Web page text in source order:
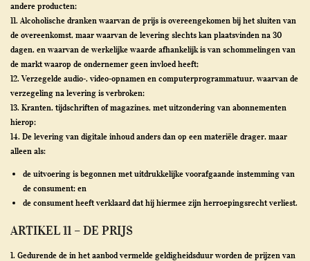
andere producten;
11. Alcoholische dranken waarvan de prijs is overeengekomen bij het sluiten van
de overeenkomst, maar waarvan de levering slechts kan plaatsvinden na 30
dagen, en waarvan de werkelijke waarde afhankelijk is van schommelingen van
de markt waarop de ondernemer geen invloed heeft;
12. Verzegelde audio-, video-opnamen en computerprogrammatuur, waarvan de
verzegeling na levering is verbroken;
13. Kranten, tijdschriften of magazines, met uitzondering van abonnementen
hierop;
14. De levering van digitale inhoud anders dan op een materiële drager, maar
alleen als:
de uitvoering is begonnen met uitdrukkelijke voorafgaande instemming van
de consument; en
de consument heeft verklaard dat hij hiermee zijn herroepingsrecht verliest.
ARTIKEL 11 – DE PRIJS
1. Gedurende de in het aanbod vermelde geldigheidsduur worden de prijzen van